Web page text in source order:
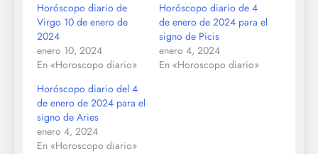
Horóscopo diario de
Virgo 10 de enero de
2024
enero 10, 2024
En «Horoscopo diario»
Horóscopo diario de 4
de enero de 2024 para el
signo de Picis
enero 4, 2024
En «Horoscopo diario»
Horóscopo diario del 4
de enero de 2024 para el
signo de Aries
enero 4, 2024
En «Horoscopo diario»